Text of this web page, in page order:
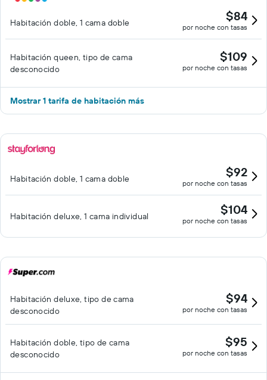
Habitación doble, 1 cama doble $84
por noche con tasas
Habitación queen, tipo de cama
desconocido
$109
por noche con tasas
Mostrar 1 tarifa de habitación más
Habitación doble, 1 cama doble $92
por noche con tasas
Habitación deluxe, 1 cama individual $104
por noche con tasas
Habitación deluxe, tipo de cama
desconocido
$94
por noche con tasas
Habitación doble, tipo de cama
desconocido
$95
por noche con tasas